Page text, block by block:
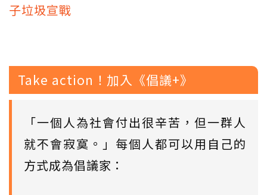
子垃圾宣戰
Take action！加入《倡議+》
「一個人為社會付出很辛苦，但一群人
就不會寂寞。」每個人都可以用自己的
方式成為倡議家：